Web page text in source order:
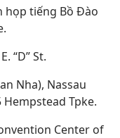
họp tiếng Bồ Đào
“D” St.
Nha), Nassau
Tpke.
Center of